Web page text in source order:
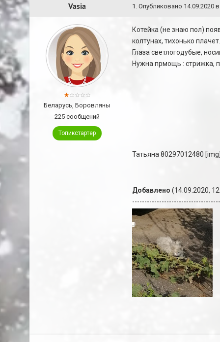
Vasia 1 . Опубликовано 14.09.2020
Беларусь, Боровляны
225 сообщений
Топикстартер
Котейка (не знаю пол)
колтунах, тихонько
Глаза светлогодубые,
Нужна прмощь : стрижка,
Татьяна 80297012480
Добавлено (14.09.2020,